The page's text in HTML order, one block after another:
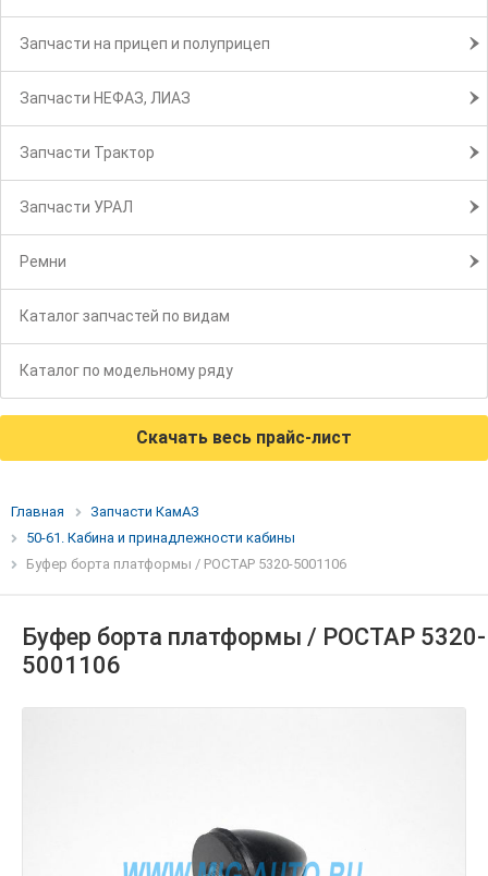
Запчасти на прицеп и полуприцеп
Запчасти НЕФАЗ, ЛИАЗ
Запчасти Трактор
Запчасти УРАЛ
Ремни
Каталог запчастей по видам
Каталог по модельному ряду
Скачать весь прайс-лист
Главная
Запчасти КамАЗ
50-61. Кабина и принадлежности кабины
Буфер борта платформы / РОСТАР 5320-5001106
Буфер борта платформы / РОСТАР 5320-
5001106